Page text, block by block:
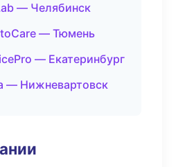
— Челябинск
— Тюмень
— Екатеринбург
— Нижневартовск